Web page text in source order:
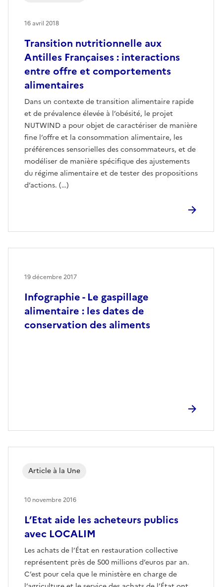
Transition nutritionnelle aux
Antilles Françaises : interactions
entre offre et comportements
alimentaires
Dans un contexte de transition alimentaire rapide
et de prévalence élevée à l’obésité, le projet
NUTWIND a pour objet de caractériser de manière
fine l’offre et la consommation alimentaire, les
préférences sensorielles des consommateurs, et de
modéliser de manière spécifique des ajustements
du régime alimentaire et de tester des propositions
d’actions. (…)
16 avril 2018
Infographie - Le gaspillage
alimentaire : les dates de
conservation des aliments
19 décembre 2017
L’Etat aide les acheteurs publics
avec LOCALIM
Les achats de l’État en restauration collective
représentent près de 500 millions d’euros par an.
C’est pour cela que le ministère en charge de
Article à la Une
10 novembre 2016